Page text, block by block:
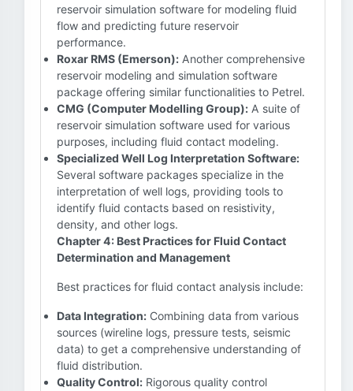
reservoir simulation software for modeling fluid
flow and predicting future reservoir
performance.
Roxar RMS (Emerson): Another comprehensive
reservoir modeling and simulation software
package offering similar functionalities to Petrel.
CMG (Computer Modelling Group): A suite of
reservoir simulation software used for various
purposes, including fluid contact modeling.
Specialized Well Log Interpretation Software:
Several software packages specialize in the
interpretation of well logs, providing tools to
identify fluid contacts based on resistivity,
density, and other logs.
Chapter 4: Best Practices for Fluid Contact
Determination and Management
Best practices for fluid contact analysis include:
Data Integration: Combining data from various
sources (wireline logs, pressure tests, seismic
data) to get a comprehensive understanding of
fluid distribution.
Quality Control: Rigorous quality control